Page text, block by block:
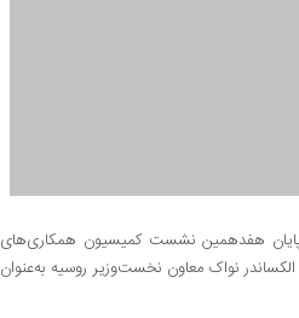
پایان هفدهمین نشست کمیسیون همکاری‌های
نواک معاون نخست‌وزیر روسیه به‌عنوان